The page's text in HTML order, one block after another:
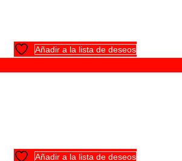
Añadir a la lista de deseos
Añadir a la lista de deseos